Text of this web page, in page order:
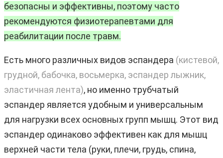
безопасны и эффективны, поэтому часто
рекомендуются физиотерапевтами для
реабилитации после травм.
Есть много различных видов эспандера (кистевой,
грудной, бабочка, восьмерка, эспандер лыжник,
эластичная лента), но именно трубчатый
эспандер является удобным и универсальным
для нагрузки всех основных групп мышц. Этот вид
эспандер одинаково эффективен как для мышц
верхней части тела (руки, плечи, грудь, спина,